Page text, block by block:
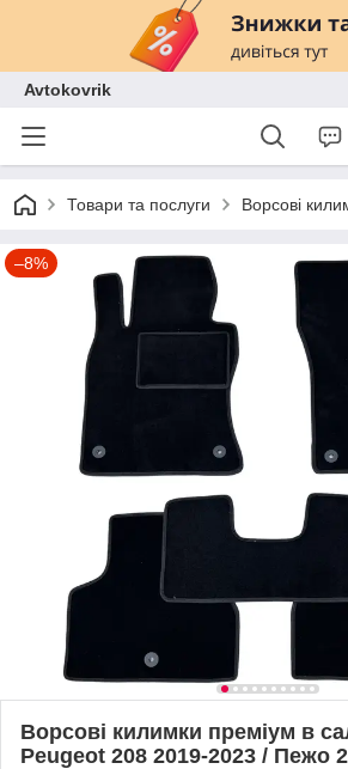
Avtokovrik
Товари та послуги Ворсові
–8%
Ворсові килимки преміум в
Peugeot 208 2019-2023 / Пежо